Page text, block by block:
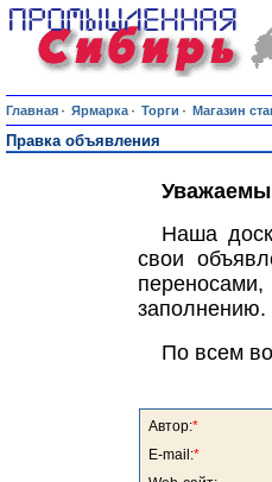
Главная · Ярмарка · Торги · Магазин
Правка объявления
Наша
свои
заполнению.
По всем
Автор:*
E-mail:*